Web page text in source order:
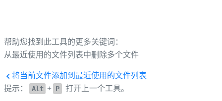
帮助您找到此工具的更多关键词：
从最近使用的文件列表中删除多个文件
将当前文件添加到最近使用的文件列表
提示：
Alt + P 打开上一个工具。